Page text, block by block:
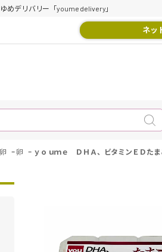
めデリバリー「youme delivery」
ネッ
卵 -卵 - ｙｏｕｍｅ ＤＨＡ、ビタミンＥＤたま